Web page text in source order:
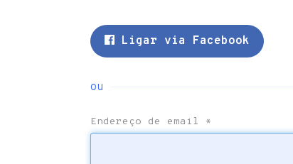
Ligar via Facebook
ou
Endereço de email *